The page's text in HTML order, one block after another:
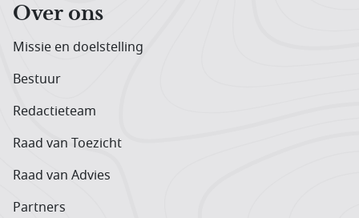
Over ons
Missie en doelstelling
Bestuur
Redactieteam
Raad van Toezicht
Raad van Advies
Partners